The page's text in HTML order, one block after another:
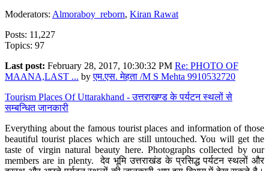
Moderators: Almoraboy_reborn, Kiran Rawat
Posts: 11,227
Topics: 97
Last post: February 28, 2017, 10:30:32 PM Re: PHOTO OF
MAANA,LAST ... byएम.एस. मेहता /M S Mehta 9910532720
Tourism Places Of Uttarakhand - उत्तराखण्ड के पर्यटन स्थलों से
सम्बन्धित जानकारी
Everything about the famous tourist places and information of those
beautiful tourist places which are still untouched. You will get the
taste of virgin natural beauty here. Photographs collected by our
members are in plenty. देव भूमि उत्तराखंड के प्रसिद्ध पर्यटन स्थलों और